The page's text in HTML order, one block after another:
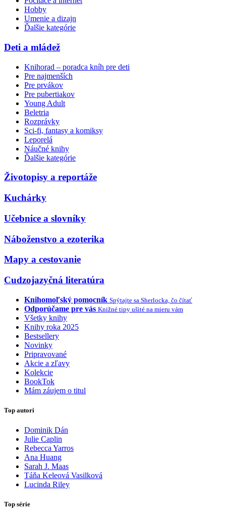
Hobby
Umenie a dizajn
Ďalšie kategórie
Deti a mládež
Knihorad – poradca kníh pre deti
Pre najmenších
Pre prvákov
Pre pubertiakov
Young Adult
Beletria
Rozprávky
Sci-fi, fantasy a komiksy
Leporelá
Náučné knihy
Ďalšie kategórie
Životopisy a reportáže
Kuchárky
Učebnice a slovníky
Náboženstvo a ezoterika
Mapy a cestovanie
Cudzojazyčná literatúra
Knihomoľský pomocník Spýtajte sa Sherlocka, čo čítať
Odporúčame pre vás Knižné tipy ušité na mieru vám
Všetky knihy
Knihy roka 2025
Bestsellery
Novinky
Pripravované
Akcie a zľavy
Kolekcie
BookTok
Mám záujem o titul
Top autori
Dominik Dán
Julie Caplin
Rebecca Yarros
Ana Huang
Sarah J. Maas
Táňa Keleová Vasilková
Lucinda Riley
Top série